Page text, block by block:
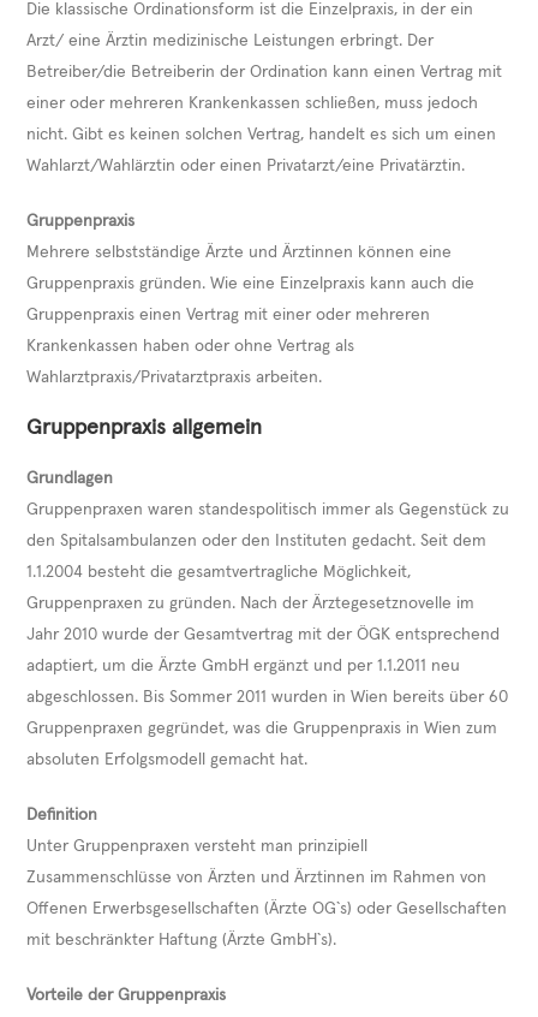
Die klassische Ordinationsform ist die Einzelpraxis, in der ein
Arzt/ eine Ärztin medizinische Leistungen erbringt. Der
Betreiber/die Betreiberin der Ordination kann einen Vertrag mit
einer oder mehreren Krankenkassen schließen, muss jedoch
nicht. Gibt es keinen solchen Vertrag, handelt es sich um einen
Wahlarzt/Wahlärztin oder einen Privatarzt/eine Privatärztin.
Gruppenpraxis
Mehrere selbstständige Ärzte und Ärztinnen können eine
Gruppenpraxis gründen. Wie eine Einzelpraxis kann auch die
Gruppenpraxis einen Vertrag mit einer oder mehreren
Krankenkassen haben oder ohne Vertrag als
Wahlarztpraxis/Privatarztpraxis arbeiten.
Gruppenpraxis allgemein
Grundlagen
Gruppenpraxen waren standespolitisch immer als Gegenstück zu
den Spitalsambulanzen oder den Instituten gedacht. Seit dem
1.1.2004 besteht die gesamtvertragliche Möglichkeit,
Gruppenpraxen zu gründen. Nach der Ärztegesetznovelle im
Jahr 2010 wurde der Gesamtvertrag mit der ÖGK entsprechend
adaptiert, um die Ärzte GmbH ergänzt und per 1.1.2011 neu
abgeschlossen. Bis Sommer 2011 wurden in Wien bereits über 60
Gruppenpraxen gegründet, was die Gruppenpraxis in Wien zum
absoluten Erfolgsmodell gemacht hat.
Definition
Unter Gruppenpraxen versteht man prinzipiell
Zusammenschlüsse von Ärzten und Ärztinnen im Rahmen von
Offenen Erwerbsgesellschaften (Ärzte OG`s) oder Gesellschaften
mit beschränkter Haftung (Ärzte GmbH`s).
Vorteile der Gruppenpraxis